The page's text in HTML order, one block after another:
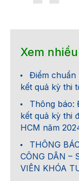
Xem
Điểm chuẩn
kết quả kỳ thi
Thông báo:
kết quả kỳ thi
HCM năm
THÔNG
CÔNG DÂN –
VIÊN KHÓA